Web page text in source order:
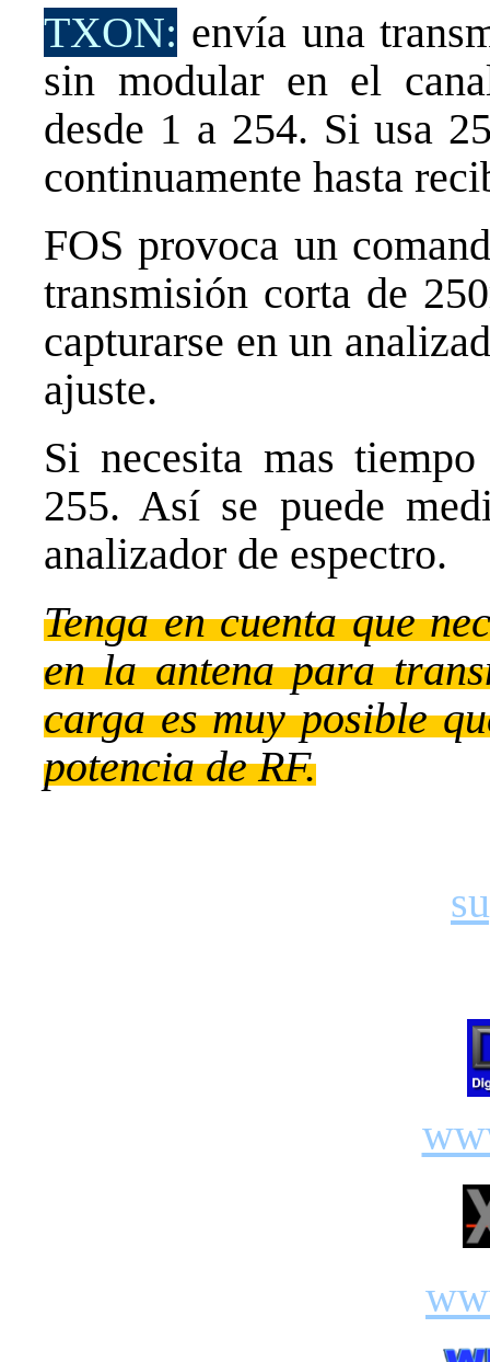
TXON: envía una
sin modular en el
desde 1 a 254. Si usa
continuamente hasta
FOS provoca un
transmisión corta de
capturarse en un
ajuste.
Si necesita mas
255. Así se puede
analizador de espectro.
Tenga en cuenta que
en la antena para
carga es muy posible
potencia de RF.